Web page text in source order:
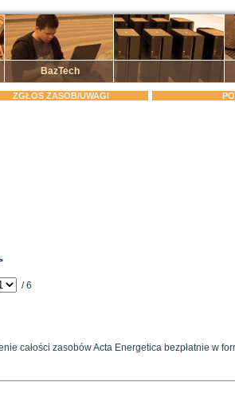
BazTech
ZGŁOŚ ZASÓB/UWAGI
/ 6
całości zasobów Acta Energetica bezpłatnie w